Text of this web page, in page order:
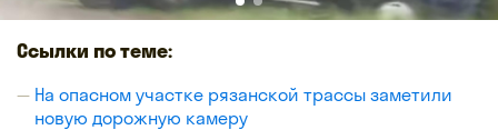
Ссылки по теме:
На опасном участке рязанской трассы заметили
новую дорожную камеру